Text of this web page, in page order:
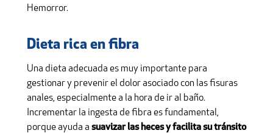
Hemorror.
Dieta rica en fibra
Una dieta adecuada es muy importante para
gestionar y prevenir el dolor asociado con las fisuras
anales, especialmente a la hora de ir al baño.
Incrementar la ingesta de fibra es fundamental,
porque ayuda a suavizar las heces y facilita su tránsito